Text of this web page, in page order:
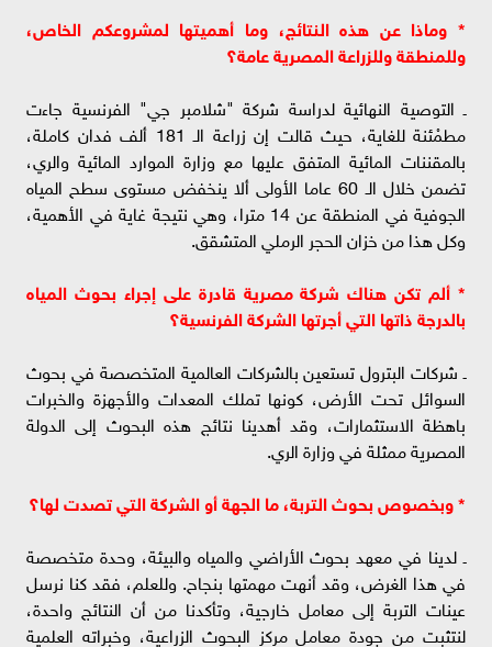
* وماذا عن هذه النتائج، وما أهميتها لمشروعكم الخاص،
وللمنطقة وللزراعة المصرية عامة؟
ـ التوصية النهائية لدراسة شركة "شلامبر جي" الفرنسية جاءت
مطمْئنة للغاية، حيث قالت إن زراعة الـ 181 ألف فدان كاملة،
بالمقننات المائية المتفق عليها مع وزارة الموارد المائية والري،
تضمن خلال الـ 60 عاما الأولى ألا ينخفض مستوى سطح المياه
الجوفية في المنطقة عن 14 مترا، وهي نتيجة غاية في الأهمية،
وكل هذا من خزان الحجر الرملي المتشقق.
* ألم تكن هناك شركة مصرية قادرة على إجراء بحوث المياه
بالدرجة ذاتها التي أجرتها الشركة الفرنسية؟
ـ شركات البترول تستعين بالشركات العالمية المتخصصة في بحوث
السوائل تحت الأرض، كونها تملك المعدات والأجهزة والخبرات
باهظة الاستثمارات، وقد أهدينا نتائج هذه البحوث إلى الدولة
المصرية ممثلة في وزارة الري.
* وبخصوص بحوث التربة، ما الجهة أو الشركة التي تصدت لها؟
ـ لدينا في معهد بحوث الأراضي والمياه والبيئة، وحدة متخصصة
في هذا الغرض، وقد أنهت مهمتها بنجاح. وللعلم، فقد كنا نرسل
عينات التربة إلى معامل خارجية، وتأكدنا من أن النتائج واحدة،
لنتثبت من جودة معامل مركز البحوث الزراعية، وخبراته العلمية